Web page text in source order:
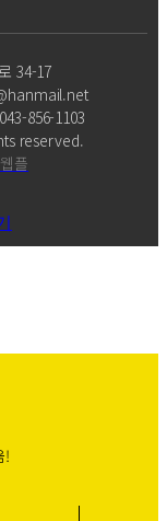
34-17
856-1103
reserved.
플
!